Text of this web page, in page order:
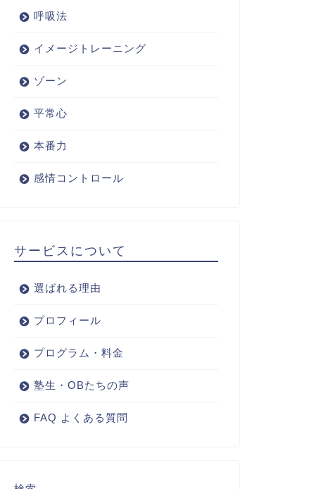
呼吸法
イメージトレーニング
ゾーン
平常心
本番力
感情コントロール
サービスについて
選ばれる理由
プロフィール
プログラム・料金
塾生・OBたちの声
FAQ よくある質問